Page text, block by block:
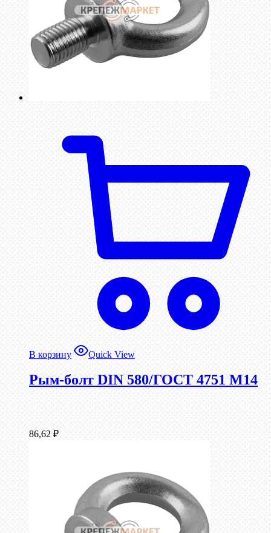
В корзину Quick View
Рым-болт DIN 580/ГОСТ 4751 М14
86,62 ₽